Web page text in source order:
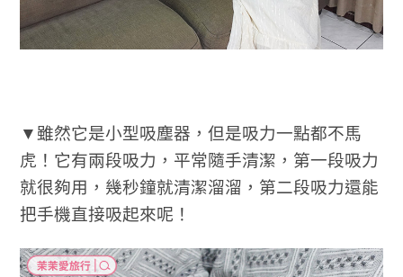
▼雖然它是小型吸塵器，但是吸力一點都不馬
虎！它有兩段吸力，平常隨手清潔，第一段吸力
就很夠用，幾秒鐘就清潔溜溜，第二段吸力還能
把手機直接吸起來呢！